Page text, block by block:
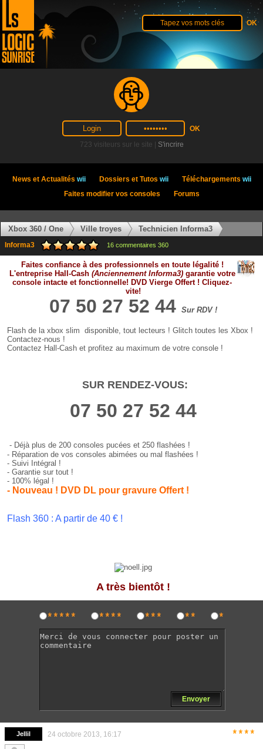
723 visiteurs sur le site | S'incrire
News et Actualités wii Dossiers et Tutos wii Téléchargements wii
Faites modifier vos consoles
Forums
Xbox 360 / One Ville troyes Technicien Informa3
Informa3 16 commentaires 360
Faites confiance à des professionnels en toute légalité !
L'entreprise Hall-Cash (Anciennement Informa3) garantie votre
console intacte et fonctionnelle! DVD Vierge Offert ! Cliquez-
vite!
07 50 27 52 44 Sur RDV !
Flash de la xbox slim disponible, tout lecteurs ! Glitch toutes les Xbox !
Contactez-nous !
Contactez Hall-Cash et profitez au maximum de votre console !
SUR RENDEZ-VOUS:
07 50 27 52 44
- Déjà plus de 200 consoles pucées et 250 flashées !
- Réparation de vos consoles abimées ou mal flashées !
- Suivi Intégral !
- Garantie sur tout !
- 100% légal !
- Nouveau ! DVD DL pour gravure Offert !
Flash 360 : A partir de 40 € !
A très bientôt !
***** **** *** ** *
Envoyer
Jellil 24 octobre 2013, 16:17 ****